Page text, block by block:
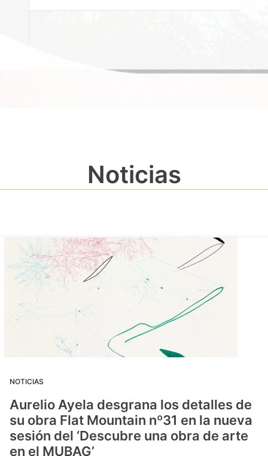
Noticias
NOTICIAS
Aurelio Ayela desgrana los detalles de
su obra Flat Mountain nº31 en la nueva
sesión del ‘Descubre una obra de arte
en el MUBAG’